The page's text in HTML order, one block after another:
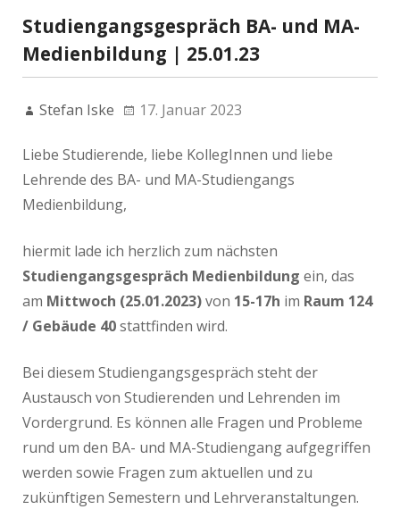
Studiengangsgespräch BA- und MA-
Medienbildung | 25.01.23
Stefan Iske 17. Januar 2023
Liebe Studierende, liebe KollegInnen und liebe
Lehrende des BA- und MA-Studiengangs
Medienbildung,
hiermit lade ich herzlich zum nächsten
Studiengangsgespräch Medienbildung ein, das
am Mittwoch (25.01.2023)von 15-17h im Raum 124
/ Gebäude 40stattfinden wird.
Bei diesem Studiengangsgespräch steht der
Austausch von Studierenden und Lehrenden im
Vordergrund. Es können alle Fragen und Probleme
rund um den BA- und MA-Studiengang aufgegriffen
werden sowie Fragen zum aktuellen und zu
zukünftigen Semestern und Lehrveranstaltungen.